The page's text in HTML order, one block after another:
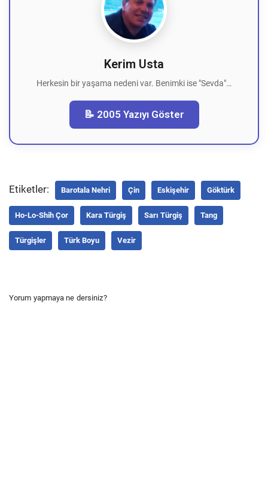
Kerim Usta
Herkesin bir yaşama nedeni var. Benimki ise "Sevda"…
📝 2005 Yazıyı Göster
Etiketler: Barotala Nehri Çin Eskişehir Göktürk
Ho-Lo-Shih Çor Kara Türgiş Sarı Türgiş Tang
Türgişler Türk Boyu Vezir
Yorum yapmaya ne dersiniz?